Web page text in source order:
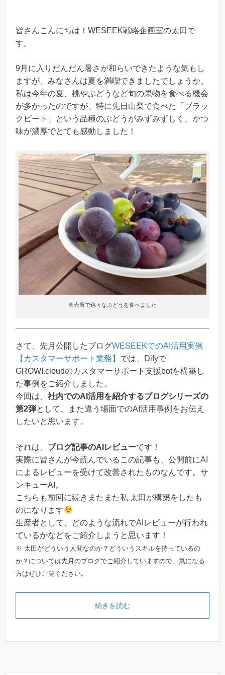
皆さんこんにちは！WESEEK戦略企画室の太田で
す。
9月に入りだんだん暑さが和らいできたような気もし
ますが、みなさんは夏を満喫できましたでしょうか。
私は今年の夏、桃やぶどうなど旬の果物を食べる機会
が多かったのですが、特に先日山梨で食べた「ブラッ
クビート」という品種のぶどうがみずみずしく、かつ
味が濃厚でとても感動しました！
直売所で色々なぶどうを食べました
さて、先月公開したブログWESEEKでのAI活用実例
【カスタマーサポート業務】 では、Difyで
GROWI.cloudのカスタマーサポート支援botを構築し
た事例をご紹介しました。
今回は、 社内でのAI活用を紹介するブログシリーズの
第2弾として、また違う場面でのAI活用事例をお伝え
したいと思います。
それは、 ブログ記事のAIレビューです！
実際に皆さんが今読んでいるこの記事も、公開前にAI
によるレビューを受けて改善されたものなんです。サ
ンキューAI。
こちらも前回に続きまたまた私 太田が構築をしたも
のになります
生産者として、どのような流れでAIレビューが行われ
ているかなどをご紹介しようと思います！
※ 太田がどういう人間なのか？どういうスキルを持っているの
か？については先月のブログでご紹介していますので、気になる
方はぜひご覧ください。
続きを読む